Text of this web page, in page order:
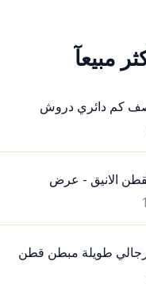
مبيعآ
كم دائري دروش
الانيق - عرض
طويلة مبطن قطن